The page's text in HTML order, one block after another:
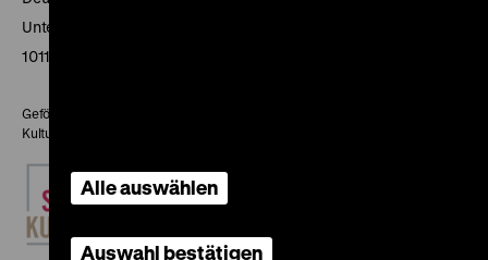
Unter den Linden 2
10117 Berlin
Gefördert mit Mitteln des Beauftragten der Bundesregierung für
Kultur und Medien
Alle auswählen
Auswahl bestätigen